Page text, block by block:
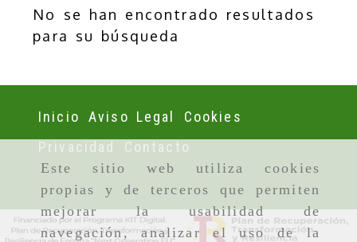
Este sitio web utiliza cookies
propias y de terceros que permiten
mejorar la usabilidad de
navegación, analizar el uso de la
No se han encontrado resultados
para su búsqueda
Inicio Aviso Legal
Cookies
Privacidad
Contacto